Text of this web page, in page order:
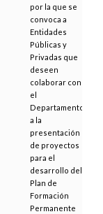
por la que se
convoca a
Entidades
Públicas y
Privadas que
deseen
colaborar con
el
Departamento
a la
presentación
de proyectos
para el
desarrollo del
Plan de
Formación
Permanente